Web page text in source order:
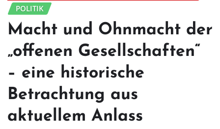
POLITIK
Macht und Ohnmacht der
„offenen Gesellschaften“
– eine historische
Betrachtung aus
aktuellem Anlass